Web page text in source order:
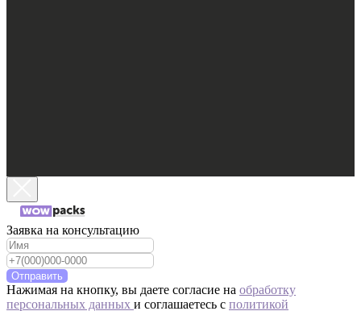
Заявка на консультацию
Отправить
Нажимая на кнопку, вы даете согласие на обработку
персональных данных и соглашаетесь c политикой